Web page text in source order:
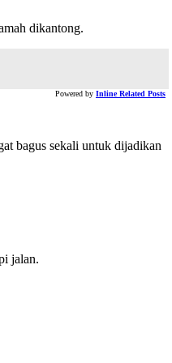
dikantong.
Powered by Inline Related Posts
bagus sekali untuk dijadikan
jalan.